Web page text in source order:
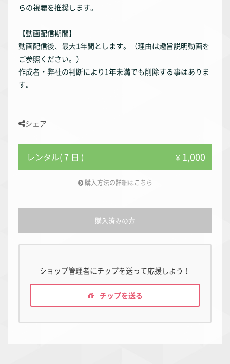
らの視聴を推奨します。
【動画配信期間】
動画配信後、最大1年間とします。（理由は趣旨説明動画を
ご参照ください。）
作成者・弊社の判断により1年未満でも削除する事はありま
す。
シェア
レンタル( 7 日 ) ¥ 1,000
購入方法の詳細はこちら
購入済みの方
ショップ管理者にチップを送って応援しよう！
チップを送る